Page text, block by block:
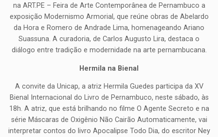
na ART.PE – Feira de Arte Contemporânea de Pernambuco a
exposição Modernismo Armorial, que reúne obras de Abelardo
da Hora e Romero de Andrade Lima, homenageando Ariano
Suassuna. A curadoria, de Carlos Augusto Lira, destaca o
diálogo entre tradição e modernidade na arte pernambucana.
Hermila na Bienal
A convite da Unicap, a atriz Hermila Guedes participa da XV
Bienal Internacional do Livro de Pernambuco, neste sábado, às
18h. A atriz, que está brilhando no filme O Agente Secreto e na
série Máscaras de Oxigênio Não Cairão Automaticamente, vai
interpretar contos do livro Apocalipse Todo Dia, do escritor Ney